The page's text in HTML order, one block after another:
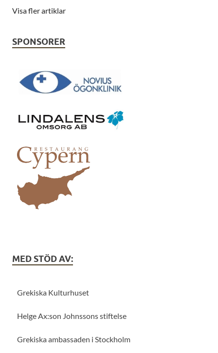
Visa fler artiklar
SPONSORER
MED STÖD AV:
Grekiska Kulturhuset
Helge Ax:son Johnssons stiftelse
Grekiska ambassaden i Stockholm